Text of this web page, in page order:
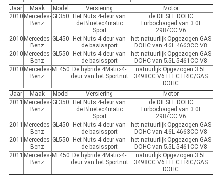
Jaar
Maak Model Versiering
Motor
2010 Mercedes-
Benz
GL350
Het Nuts 4-deur van
de Bluetec4matic
Sport
de DIESEL DOHC
Turbocharged van 3.0L
2987CC V6
2010 Mercedes-
Benz
GL450
Het Nuts 4-deur van
de basissport
het natuurlijk Opgezogen GAS
DOHC van 4.6L 4663CC V8
2010 Mercedes-
Benz
GL550
Het Nuts 4-deur van
de basissport
het natuurlijk Opgezogen GAS
DOHC van 5.5L 5461CC V8
2010 Mercedes-
Benz
ML450 De hybride 4Matic-4-
deur van het Sportnut
natuurlijk Opgezogen 3.5L
3498CC V6 ELECTRIC/GAS
DOHC
Jaar
Maak Model Versiering
Motor
2011 Mercedes-
Benz
GL350
Het Nuts 4-deur van
de Bluetec4matic
Sport
de DIESEL DOHC
Turbocharged van 3.0L
2987CC V6
2011 Mercedes-
Benz
GL450
Het Nuts 4-deur van
de basissport
het natuurlijk Opgezogen GAS
DOHC van 4.6L 4663CC V8
2011 Mercedes-
Benz
GL550
Het Nuts 4-deur van
de basissport
het natuurlijk Opgezogen GAS
DOHC van 5.5L 5461CC V8
2011 Mercedes-
Benz
ML450 De hybride 4Matic-4-
deur van het Sportnut
natuurlijk Opgezogen 3.5L
3498CC V6 ELECTRIC/GAS
DOHC